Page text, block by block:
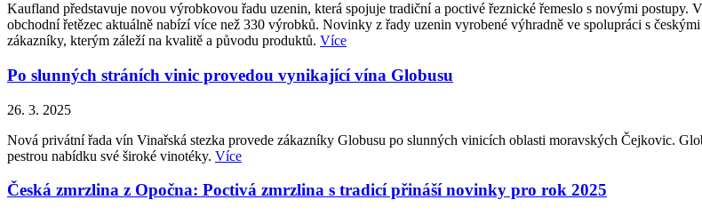
Kaufland představuje novou výrobkovou řadu uzenin, která spojuje tradiční a poctivé řeznické řemeslo s novými
obchodní řetězec aktuálně nabízí více než 330 výrobků. Novinky z řady uzenin vyrobené výhradně ve spolupráci s
zákazníky, kterým záleží na kvalitě a původu produktů. Více
Po slunných stráních vinic provedou vynikající vína Globusu
26. 3. 2025
Nová privátní řada vín Vinařská stezka provede zákazníky Globusu po slunných vinicích oblasti moravských Čejkovic.
pestrou nabídku své široké vinotéky. Více
Česká zmrzlina z Opočna: Poctivá zmrzlina s tradicí přináší novinky pro rok 2025